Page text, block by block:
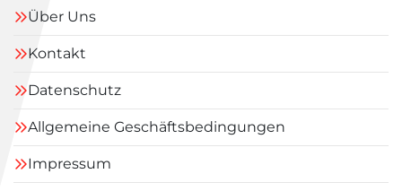
Über Uns
Kontakt
Datenschutz
Allgemeine Geschäftsbedingungen
Impressum